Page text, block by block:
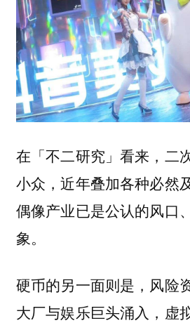
在「不二研究」看来，二
小众，近年叠加各种必然
偶像产业已是公认的风口
象。
硬币的另一面则是，风险
大厂与娱乐巨头涌入，虚